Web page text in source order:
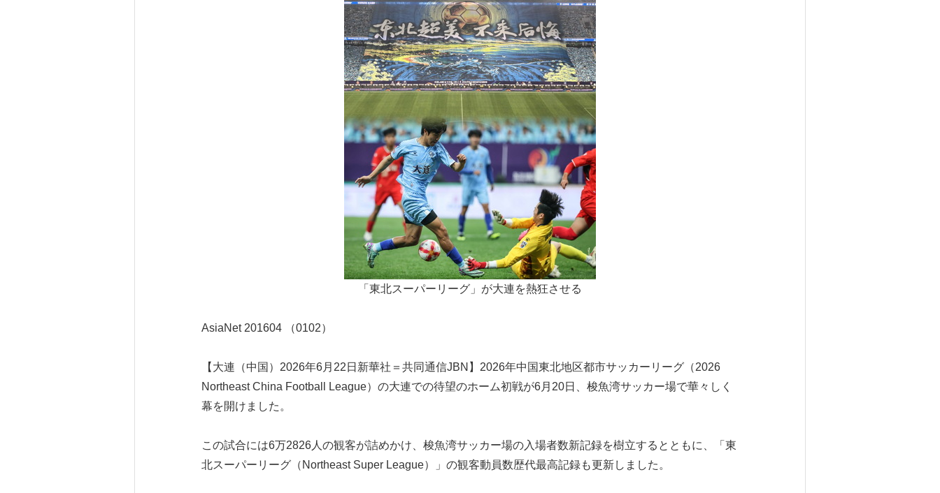
「東北スーパーリーグ」が大連を熱狂させる
AsiaNet 201604 （0102）
【大連（中国）2026年6月22日新華社＝共同通信JBN】2026年中国東北地区都市サッカーリーグ（2026
Northeast China Football League）の大連での待望のホーム初戦が6月20日、梭魚湾サッカー場で華々しく
幕を開けました。
この試合には6万2826人の観客が詰めかけ、梭魚湾サッカー場の入場者数新記録を樹立するとともに、「東
北スーパーリーグ（Northeast Super League）」の観客動員数歴代最高記録も更新しました。